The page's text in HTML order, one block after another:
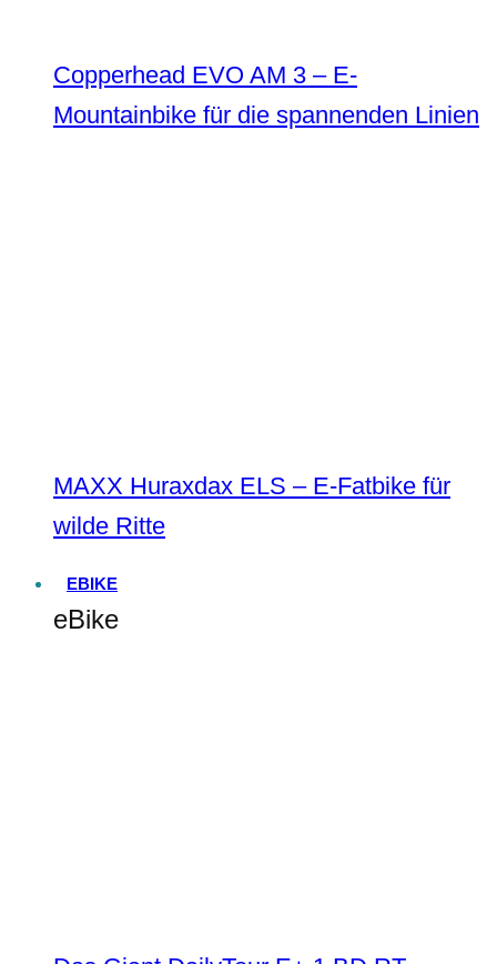
Copperhead EVO AM 3 – E-
Mountainbike für die spannenden Linien
MAXX Huraxdax ELS – E-Fatbike für
wilde Ritte
EBIKE
eBike